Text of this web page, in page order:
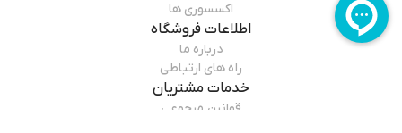
اکسسوری ها
اطلاعات فروشگاه
درباره ما
راه های ارتباطی
خدمات مشتریان
قوانین مرجوعی